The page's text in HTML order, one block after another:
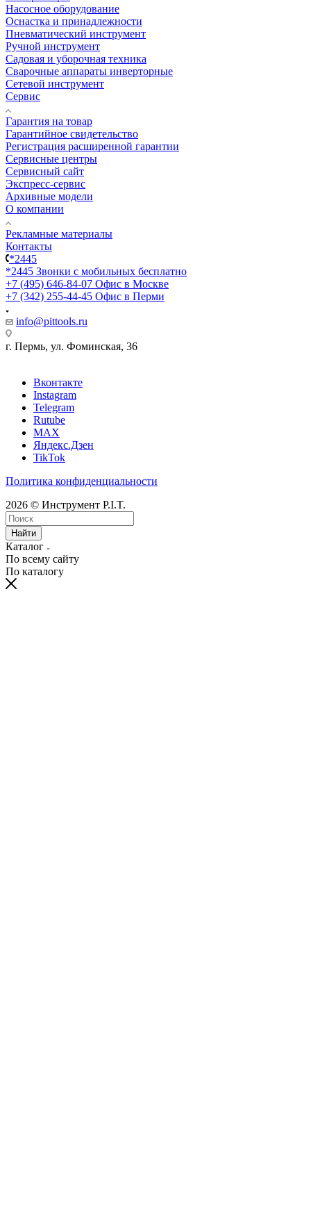
Насосное оборудование
Оснастка и принадлежности
Пневматический инструмент
Ручной инструмент
Садовая и уборочная техника
Сварочные аппараты инверторные
Сетевой инструмент
Сервис
Гарантия на товар
Гарантийное свидетельство
Регистрация расширенной гарантии
Сервисные центры
Сервисный сайт
Экспресс-сервис
Архивные модели
О компании
Рекламные материалы
Контакты
*2445
*2445 Звонки с мобильных бесплатно
+7 (495) 646-84-07 Офис в Москве
+7 (342) 255-44-45 Офис в Перми
info@pittools.ru
г. Пермь, ул. Фоминская, 36
Вконтакте
Instagram
Telegram
Rutube
MAX
Яндекс.Дзен
TikTok
Политика конфиденциальности
2026 © Инструмент P.I.T.
Найти
Каталог
По всему сайту
По каталогу